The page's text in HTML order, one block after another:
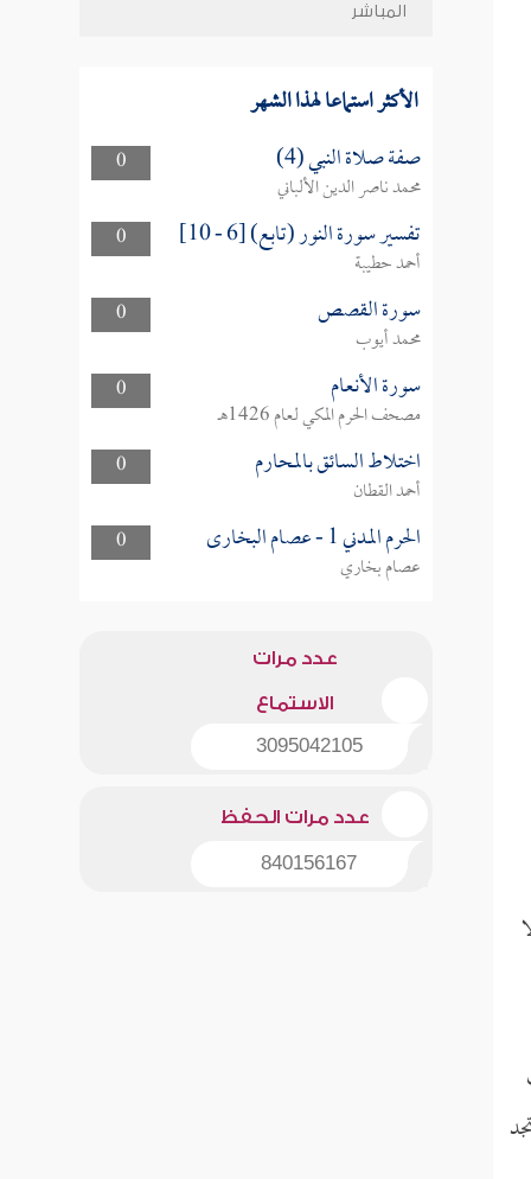
المباشر
الأكثر استماعا لهذا الشهر
0 صفة صلاة النبي (4)
محمد ناصر الدين الألباني
0
تفسير سورة النور (تابع) [6 - 10]
أحمد حطيبة
0
سورة القصص
محمد أيوب
0
سورة الأنعام
مصحف الحرم المكي لعام 1426هـ
0
اختلاط السائق بالمحارم
أحمد القطان
0
الحرم المدني 1 - عصام البخارى
عصام بخاري
عدد مرات
الاستماع
3095042105
عدد مرات الحفظ
840156167